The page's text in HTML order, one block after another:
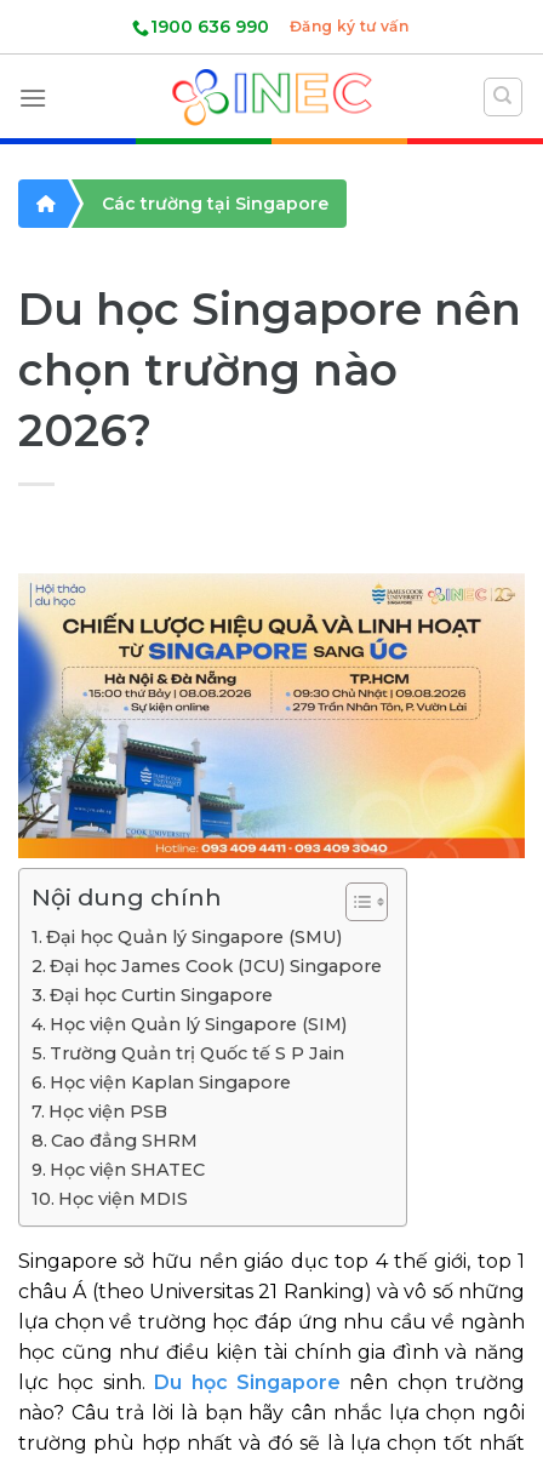
1900 636 990 Đăng ký tư vấn
Các trường tại Singapore
Du học Singapore nên
chọn trường nào
2026?
Nội dung chính
Đại học Quản lý Singapore (SMU)
Đại học James Cook (JCU) Singapore
Đại học Curtin Singapore
Học viện Quản lý Singapore (SIM)
Trường Quản trị Quốc tế S P Jain
Học viện Kaplan Singapore
Học viện PSB
Cao đẳng SHRM
Học viện SHATEC
Học viện MDIS
Singapore sở hữu nền giáo dục top 4 thế giới, top 1
châu Á (theo Universitas 21 Ranking) và vô số những
lựa chọn về trường học đáp ứng nhu cầu về ngành
học cũng như điều kiện tài chính gia đình và năng
lực học sinh. Du học Singapore nên chọn trường
nào? Câu trả lời là bạn hãy cân nhắc lựa chọn ngôi
trường phù hợp nhất và đó sẽ là lựa chọn tốt nhất